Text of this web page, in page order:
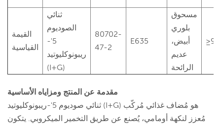
القيمة
القياسية
ثنائي
الصوديوم
5'-
ريبونوكليوتيد
(I+G)
80702-
47-2
E635
مسحوق
بلوري
أبيض،
عديم
الرائحة
مقدمة عن المنتج ومزاياه الأساسية
ثنائي صوديوم 5'-ريبونوكليوتيد (I+G) هو مُضاف غذائي مُركّب
مُعزز لنكهة أومامي، يُصنع عن طريق التخمير الميكروبي. يتكون